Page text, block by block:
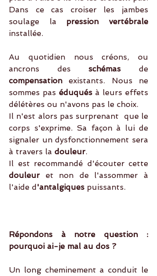
Dans ce cas croiser les jambes
soulage la
installée.
Au quotidien nous créons, ou
ancrons des schémas
compensation existants. Nous ne
sommes pas éduqués à leurs effets
délétères ou n'avons pas le choix.
Il n'est alors pas surprenant  que le
corps s'exprime. Sa façon à lui de
signaler un dysfonctionnement sera
à travers la douleur.
Il est recommandé d'écouter cette
douleur et non de l'assommer à
l'aide d 'antalgiques puissants.
Répondons à notre question :
pourquoi ai-je mal au dos ?
Un long cheminement a conduit le